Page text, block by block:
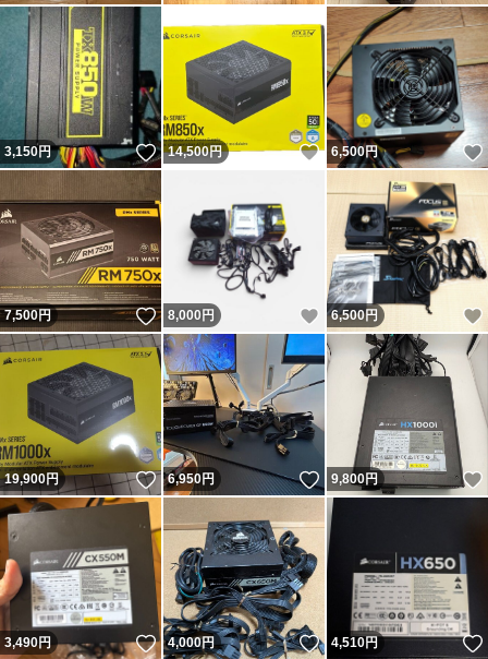
3,150円 いいね！
14,500円 いいね！
6,500円
7,500円 いいね！
8,000 円 いいね！
6,500円
19,900円 いいね！
6,950円 いいね！
9,800円
3,490円 いいね！
4,000円 いいね！
4,510円